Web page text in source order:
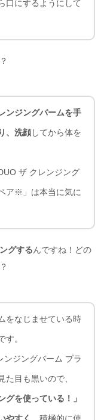
口にするようにして
ンジングバームを手
、洗顔してから体を
ザ クレンジング
ア※」は本当に気に
グするんですね！どの
をなじませている時
す。
ンジングバーム ブラ
目も黒いので、
グを使っている！」
やすく 、積極的に使